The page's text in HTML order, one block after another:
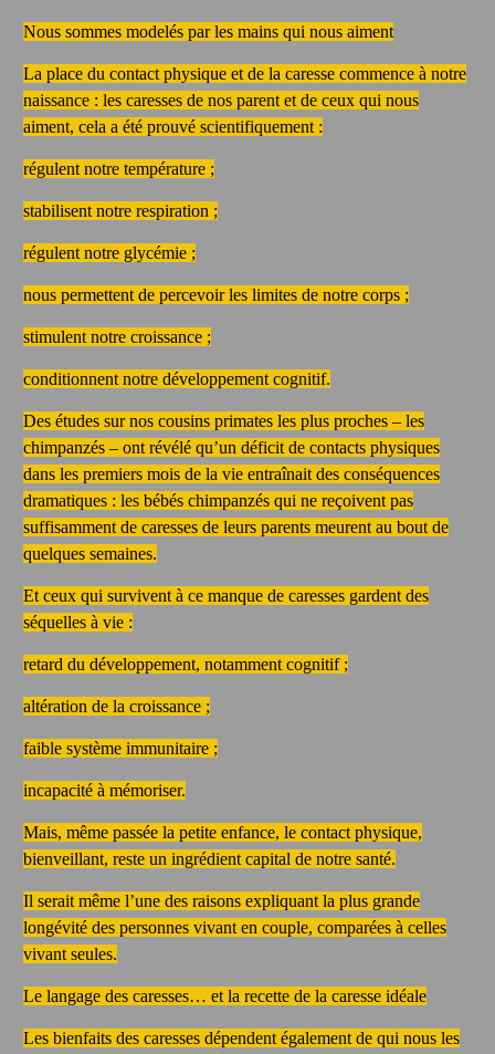
Nous sommes modelés par les mains qui nous aiment
La place du contact physique et de la caresse commence à notre
naissance : les caresses de nos parent et de ceux qui nous
aiment, cela a été prouvé scientifiquement :
régulent notre température ;
stabilisent notre respiration ;
régulent notre glycémie ;
nous permettent de percevoir les limites de notre corps ;
stimulent notre croissance ;
conditionnent notre développement cognitif.
Des études sur nos cousins primates les plus proches – les
chimpanzés – ont révélé qu’un déficit de contacts physiques
dans les premiers mois de la vie entraînait des conséquences
dramatiques : les bébés chimpanzés qui ne reçoivent pas
suffisamment de caresses de leurs parents meurent au bout de
quelques semaines.
Et ceux qui survivent à ce manque de caresses gardent des
séquelles à vie :
retard du développement, notamment cognitif ;
altération de la croissance ;
faible système immunitaire ;
incapacité à mémoriser.
Mais, même passée la petite enfance, le contact physique,
bienveillant, reste un ingrédient capital de notre santé.
Il serait même l’une des raisons expliquant la plus grande
longévité des personnes vivant en couple, comparées à celles
vivant seules.
Le langage des caresses… et la recette de la caresse idéale
Les bienfaits des caresses dépendent également de qui nous les